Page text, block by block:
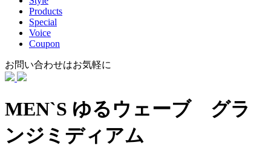
Products
Special
Voice
Coupon
お問い合わせはお気軽に
MEN`S ゆるウェーブ グラ
ンジミディアム